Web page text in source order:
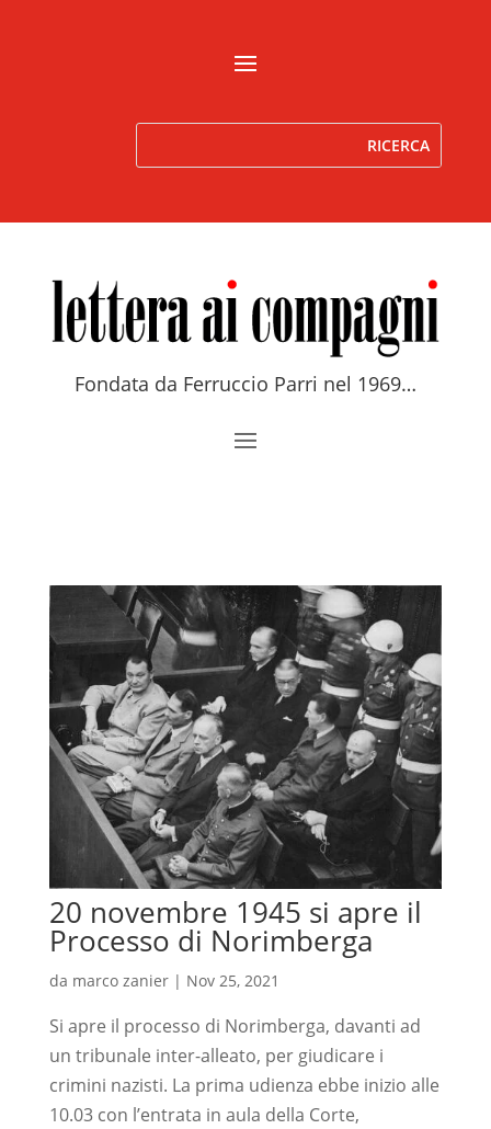
Fondata da Ferruccio Parri nel 1969…
20 novembre 1945 si apre il
Processo di Norimberga
da marco zanier| Nov 25, 2021
Si apre il processo di Norimberga, davanti ad
un tribunale inter-alleato, per giudicare i
crimini nazisti. La prima udienza ebbe inizio alle
10.03 con l’entrata in aula della Corte,